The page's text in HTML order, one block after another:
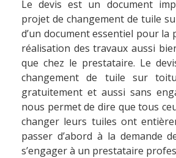
Le devis est un document
projet de changement de tuile
d’un document essentiel pour la
réalisation des travaux aussi
que chez le prestataire. Le
changement de tuile sur
gratuitement et aussi sans
nous permet de dire que tous
changer leurs tuiles ont
passer d’abord à la demande
s’engager à un prestataire